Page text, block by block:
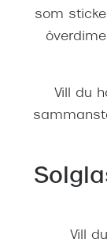
som
Vill du
Vill